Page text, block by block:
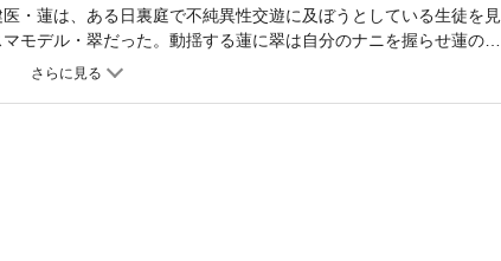
・蓮は、ある日裏庭で不純異性交遊に及ぼうとしている生徒を見
デル・翠だった。動揺する蓮に翠は自分のナニを握らせ蓮の手
好きという言葉を軽々しく扱う翠に蓮の怒りの鉄拳が飛ぶ！ そ